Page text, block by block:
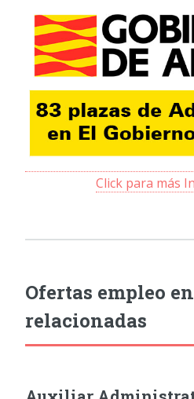
Click para más
Ofertas empleo
relacionadas